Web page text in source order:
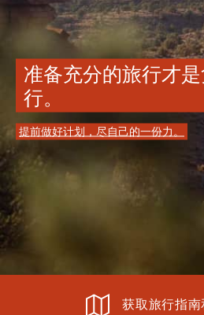
准备充分的旅行才
行。
提前做好计划，尽自己的一份力。
获取旅行指南